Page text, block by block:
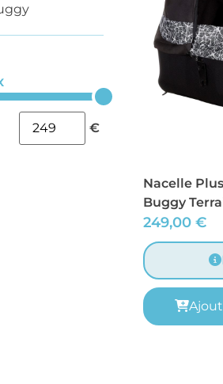
€
Nacelle
Buggy
249,00 €